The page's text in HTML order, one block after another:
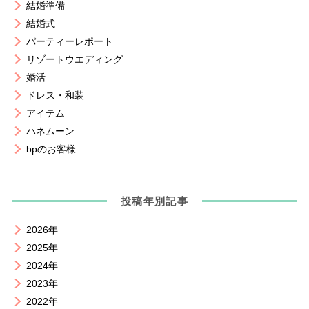
結婚準備
結婚式
パーティーレポート
リゾートウエディング
婚活
ドレス・和装
アイテム
ハネムーン
bpのお客様
投稿年別記事
2026年
2025年
2024年
2023年
2022年